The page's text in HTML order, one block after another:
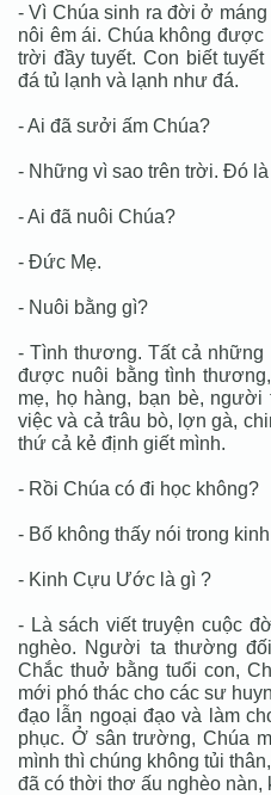
- Vì Chúa sinh ra đời ở
nôi êm ái. Chúa không
trời đầy tuyết. Con biết
đá tủ lạnh và lạnh như đá.
- Ai đã sưởi ấm Chúa?
- Những vì sao trên trời. Đó
- Ai đã nuôi Chúa?
- Đức Mẹ.
- Nuôi bằng gì?
- Tình thương. Tất cả những
được nuôi bằng tình
mẹ, họ hàng, bạn bè,
việc và cả trâu bò, lợn gà,
thứ cả kẻ định giết mình.
- Rồi Chúa có đi học không?
- Bố không thấy nói trong
- Kinh Cựu Ước là gì ?
- Là sách viết truyện cuộc
nghèo. Người ta thường
Chắc thuở bằng tuổi con,
mới phó thác cho các sư
đạo lẫn ngoại đạo và làm
phục. Ở sân trường, Chúa
mình thì chúng không tủi
đã có thời thơ ấu nghèo nàn,